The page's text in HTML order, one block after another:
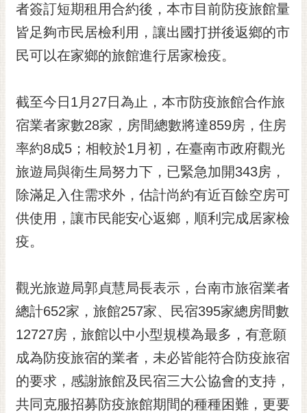
網
站
導
訂
閱
RSS
訂
閱
電
子
報
市
箱
English
日
本
語
隱
者簽訂短期租用合約後，本市目前防疫旅館量
皆足夠市民居檢利用，讓出國打拼後返鄉的市
民可以在家鄉的旅館進行居家檢疫。
截至今日1月27日為止，本市防疫旅館合作旅
宿業者家數28家，房間總數將達859房，住房
率約8成5；相較於1月初，在臺南市政府觀光
旅遊局與衛生局努力下，已緊急加開343房，
除滿足入住需求外，估計尚約有近百餘空房可
供使用，讓市民能安心返鄉，順利完成居家檢
疫。
觀光旅遊局郭貞慧局長表示，台南市旅宿業者
總計652家，旅館257家、民宿395家總房間數
12727房，旅館以中小型規模為最多，有意願
成為防疫旅宿的業者，未必皆能符合防疫旅宿
的要求，感謝旅館及民宿三大公協會的支持，
共同克服招募防疫旅館期間的種種困難，更要